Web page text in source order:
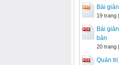
Bài
19 trang
Bài
bản
20 trang
Quản